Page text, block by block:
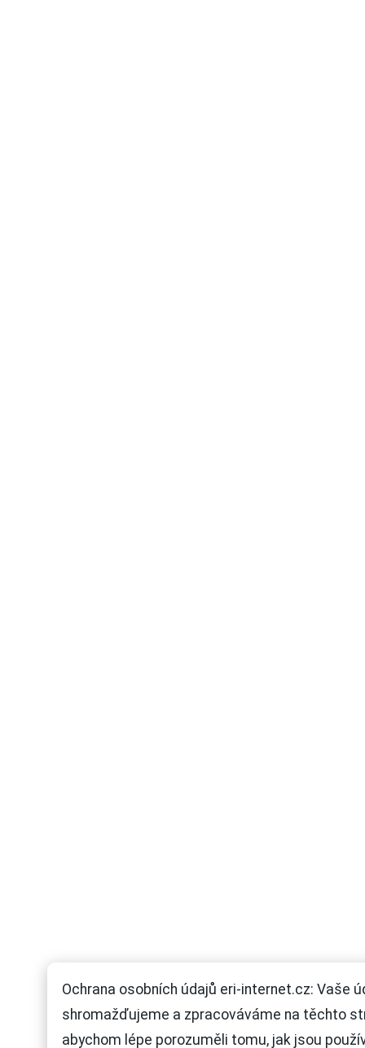
Ochrana osobních údajů eri-internet.cz: Vaše
shromažďujeme a zpracováváme na těchto
abychom lépe porozuměli tomu, jak jsou